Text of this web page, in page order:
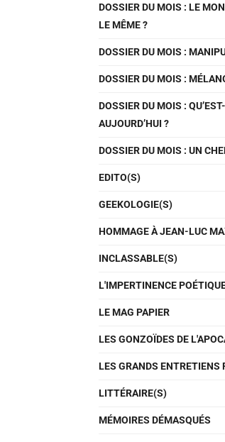
DOSSIER DU MOIS : LE
LE MÊME ?
DOSSIER DU MOIS :
DOSSIER DU MOIS :
DOSSIER DU MOIS :
AUJOURD’HUI ?
DOSSIER DU MOIS : UN
EDITO(S)
GEEKOLOGIE(S)
HOMMAGE À JEAN-LUC
INCLASSABLE(S)
L'IMPERTINENCE
LE MAG PAPIER
LES GONZOÏDES DE
LES GRANDS ENTRETIENS
LITTÉRAIRE(S)
MÉMOIRES DÉMASQUÉS